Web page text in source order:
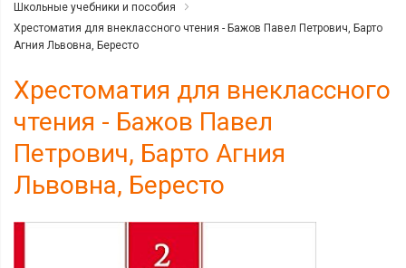
Школьные учебники и пособия
Хрестоматия для внеклассного чтения - Бажов Павел Петрович, Барто
Агния Львовна, Бересто
Хрестоматия для внеклассного
чтения - Бажов Павел
Петрович, Барто Агния
Львовна, Бересто